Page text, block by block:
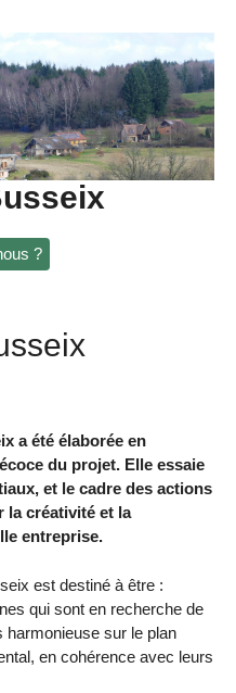
?
a été élaborée en
du projet. Elle essaie
et le cadre des actions
la créativité et la
entreprise.
est destiné à être :
qui sont en recherche de
harmonieuse sur le plan
en cohérence avec leurs